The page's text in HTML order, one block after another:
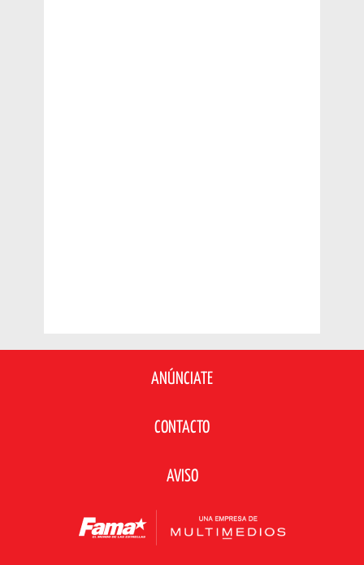
ANÚNCIATE
CONTACTO
AVISO